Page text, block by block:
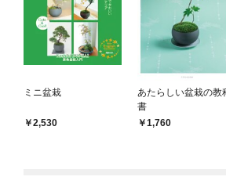
ミニ盆栽
2,530
あたらしい盆栽の教
書
1,760